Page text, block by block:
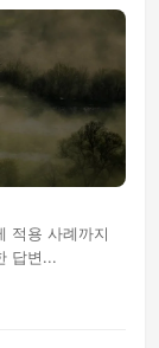
적용 사례까지
답변...